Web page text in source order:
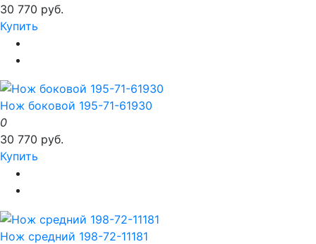
30 770 руб.
Купить
Нож боковой 195-71-61930
0
30 770 руб.
Купить
Нож средний 198-72-11181